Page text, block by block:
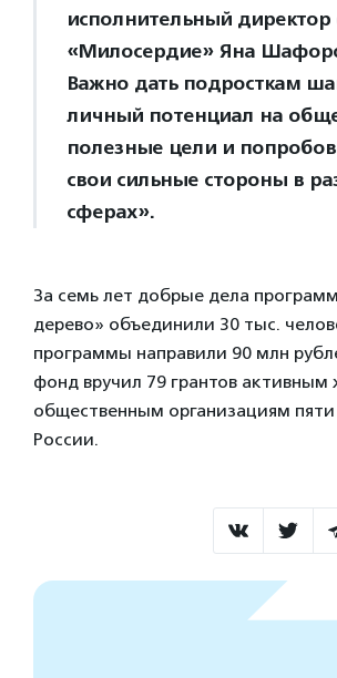
исполнительный
«Милосердие» Яна
Важно дать подросткам
личный потенциал на
полезные цели и
свои сильные стороны в
сферах».
За семь лет добрые дела
дерево» объединили 30 тыс.
программы направили 90 млн
фонд вручил 79 грантов активным
общественным организациям
России.